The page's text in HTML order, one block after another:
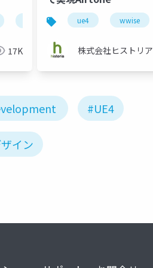
ティスト エンジニア game
historia airtone vr
17K
ue4 wwise
株式会社ヒストリア
#UE4
イン